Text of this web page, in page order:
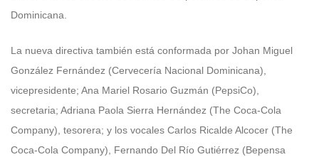
Dominicana.
La nueva directiva también está conformada por Johan Miguel
González Fernández (Cervecería Nacional Dominicana),
vicepresidente; Ana Mariel Rosario Guzmán (PepsiCo),
secretaria; Adriana Paola Sierra Hernández (The Coca-Cola
Company), tesorera; y los vocales Carlos Ricalde Alcocer (The
Coca-Cola Company), Fernando Del Río Gutiérrez (Bepensa